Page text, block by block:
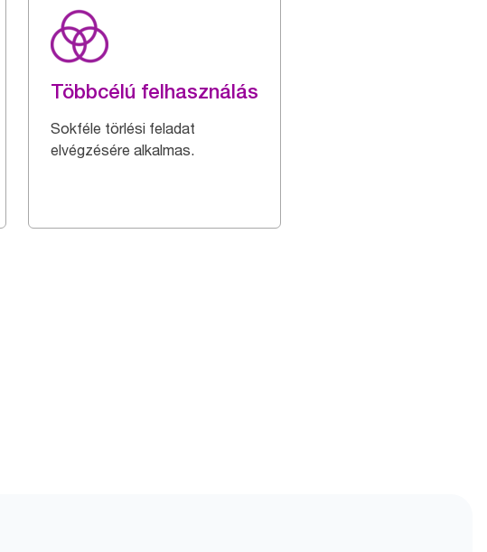
Többcélú felhasználás
Sokféle törlési feladat
elvégzésére alkalmas.